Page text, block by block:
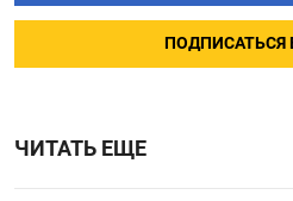
ПОДПИСАТЬСЯ В
ЧИТАТЬ ЕЩЕ